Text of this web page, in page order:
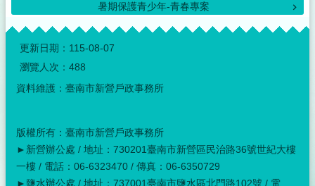
暑期保護青少年-青春專案
:::
更新日期： 115-08-07
瀏覽人次： 488
資料維護：臺南市新營戶政事務所
版權所有：臺南市新營戶政事務所
►新營辦公處 / 地址：730201臺南市新營區民治路36號世紀大樓
一樓 / 電話：06-6323470 / 傳真：06-6350729
►鹽水辦公處 / 地址：737001臺南市鹽水區北門路102號 / 電